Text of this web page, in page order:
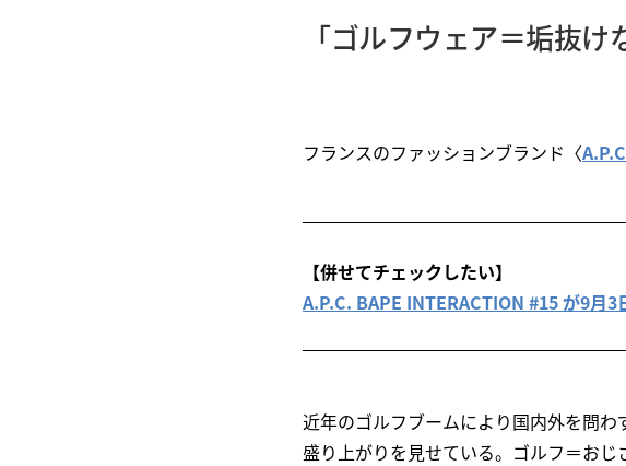
「ゴルフウェア＝垢抜
フランスのファッションブランド〈
【併せてチェックしたい】
A.P.C. BAPE INTERACTION #15 が9月3
近年のゴルフブームにより国内外を問
盛り上がりを見せている。ゴルフ＝お